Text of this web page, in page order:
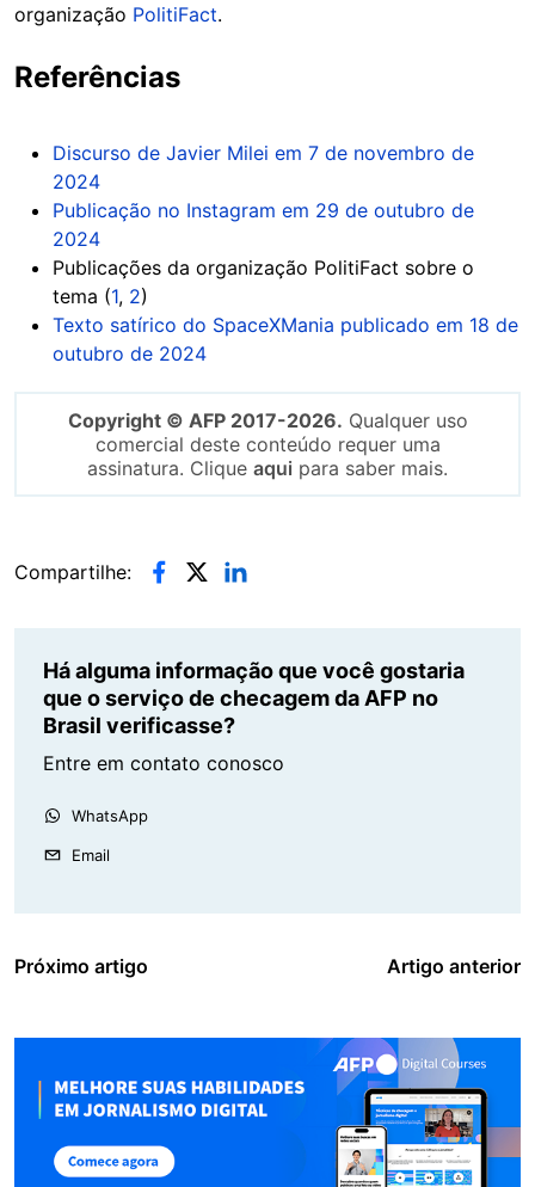
organização PolitiFact.
Referências
Discurso de Javier Milei em 7 de novembro de
2024
Publicação no Instagram em 29 de outubro de
2024
Publicações da organização PolitiFact sobre o
tema (1, 2)
Texto satírico do SpaceXMania publicado em 18 de
outubro de 2024
Copyright © AFP 2017-2026. Qualquer uso
comercial deste conteúdo requer uma
assinatura. Clique aqui para saber mais.
Compartilhe:
Há alguma informação que você gostaria
que o serviço de checagem da AFP no
Brasil verificasse?
Entre em contato conosco
WhatsApp
Email
Próximo artigo Artigo anterior